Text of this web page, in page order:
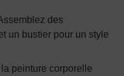
des
un bustier pour un style
peinture corporelle